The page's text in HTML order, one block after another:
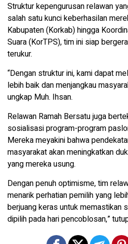
Struktur kepengurusan relawan
salah satu kunci keberhasilan
Kabupaten (Korkab) hingga
Suara (KorTPS), tim ini siap
terukur.
“Dengan struktur ini, kami dapat
lebih baik dan menjangkau
ungkap Muh. Ihsan.
Relawan Ramah Bersatu juga
sosialisasi program-program
Mereka meyakini bahwa
masyarakat akan meningkatkan
yang mereka usung.
Dengan penuh optimisme, tim
menarik perhatian pemilih yang
berjuang keras untuk memastikan
dipilih pada hari pencoblosan,”